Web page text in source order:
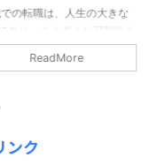
の転職は、人生の大きな
あり、さまざまな可能性と
待っています。経験と専門
かしながら、さらに高みを
な課題も存在します。30
ReadMore
ンク